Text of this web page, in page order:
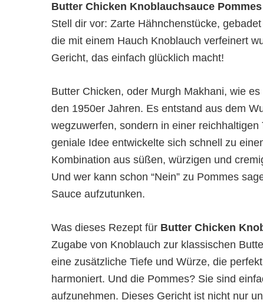
Lecker
Butter Chicken Knoblauchsauce Pommes
Stell dir vor: Zarte Hähnchenstücke,
die mit einem Hauch Knoblauch verfeinert
Gericht, das einfach glücklich macht!
Butter Chicken, oder Murgh Makhani, wie
den 1950er Jahren. Es entstand aus dem
wegzuwerfen, sondern in einer
geniale Idee entwickelte sich schnell zu
Kombination aus süßen, würzigen und
Und wer kann schon “Nein” zu Pommes
Sauce aufzutunken.
Was dieses Rezept für Butter Chicken
Zugabe von Knoblauch zur klassischen
eine zusätzliche Tiefe und Würze, die
harmoniert. Und die Pommes? Sie sind
aufzunehmen. Dieses Gericht ist nicht nur